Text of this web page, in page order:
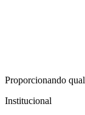
Proporcionando
Institucional